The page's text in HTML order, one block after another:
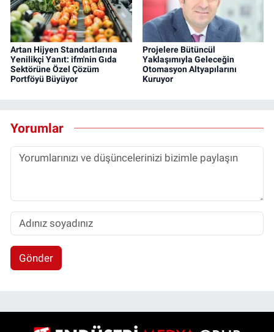
Artan Hijyen Standartlarına
Yenilikçi Yanıt: ifm'nin Gıda
Sektörüne Özel Çözüm
Portföyü Büyüyor
Projelere Bütüncül
Yaklaşımıyla Geleceğin
Otomasyon Altyapılarını
Kuruyor
Yorumlar
Gönder